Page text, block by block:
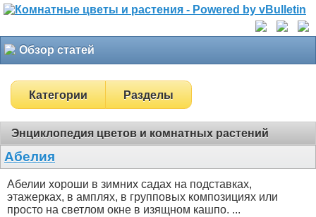
Обзор статей
Категории Разделы
Энциклопедия цветов и комнатных растений
Абелия
Абелии хороши в зимних садах на подставках,
этажерках, в амплях, в групповых композициях или
просто на светлом окне в изящном кашпо. ...